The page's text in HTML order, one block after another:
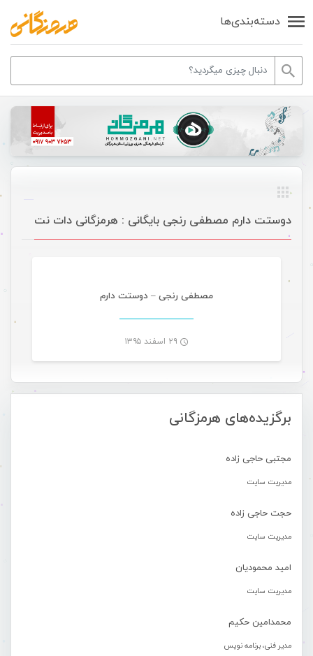
دسته‌بندی‌ها
برگزیده‌های هرمزگانی
مجتبی حاجی زاده
مدیریت سایت
حجت حاجی زاده
مدیریت سایت
امید محمودیان
مدیریت سایت
محمدامین حکیم
مدیر فنی، برنامه نویس
دوستت دارم مصطفی رنجی بایگانی : هرمزگانی دات نت
مصطفی رنجی – دوستت دارم
۲۹ اسفند ۱۳۹۵